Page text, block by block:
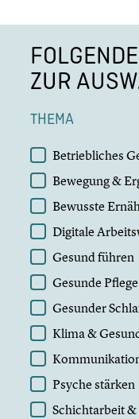
ZUR
THEMA
THEMA
Betriebliches
Bewegung &
Bewusste
Digitale
Gesund führen
Gesunde Pflege
Gesunder
Klima &
Psyche stärken
Schichtarbeit